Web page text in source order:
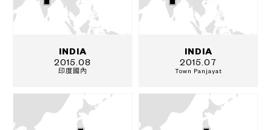
INDIA
2015.08
印度國內
INDIA
2015.07
Town Panjayat